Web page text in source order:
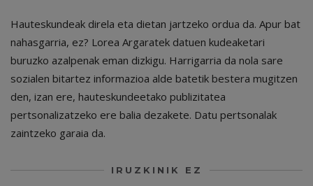
Hauteskundeak direla eta dietan jartzeko ordua da. Apur bat
nahasgarria, ez? Lorea Argaratek datuen kudeaketari
buruzko azalpenak eman dizkigu. Harrigarria da nola sare
sozialen bitartez informazioa alde batetik bestera mugitzen
den, izan ere, hauteskundeetako publizitatea
pertsonalizatzeko ere balia dezakete. Datu pertsonalak
zaintzeko garaia da.
IRUZKINIK EZ